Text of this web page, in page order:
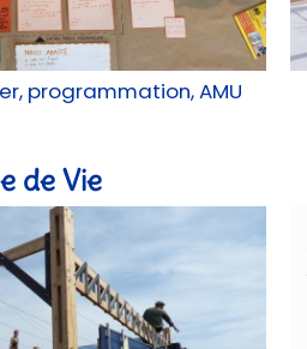
programmation, AMU
de Vie